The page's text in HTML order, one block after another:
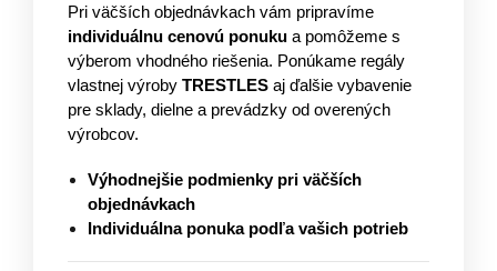
Pri väčších objednávkach vám pripravíme
individuálnu cenovú ponuku a pomôžeme s
výberom vhodného riešenia. Ponúkame regály
vlastnej výroby TRESTLES aj ďalšie vybavenie
pre sklady, dielne a prevádzky od overených
výrobcov.
Výhodnejšie podmienky pri väčších
objednávkach
Individuálna ponuka podľa vašich potrieb